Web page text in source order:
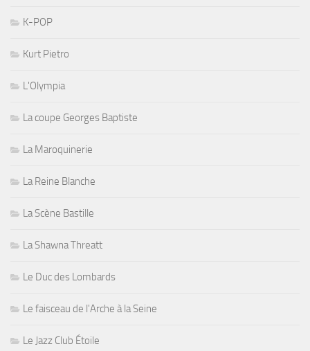
K-POP
Kurt Pietro
L'Olympia
La coupe Georges Baptiste
La Maroquinerie
La Reine Blanche
La Scène Bastille
La Shawna Threatt
Le Duc des Lombards
Le faisceau de l'Arche à la Seine
Le Jazz Club Étoile